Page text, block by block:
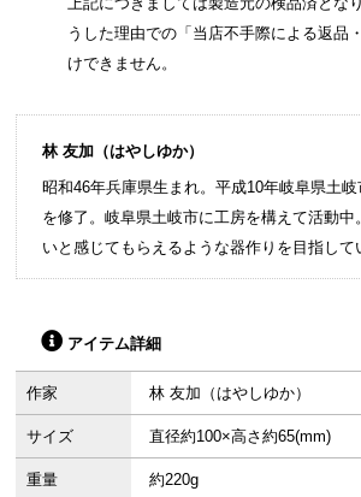
うした理由での「当店不手際による返品
けできません。
林 友加（はやしゆか）
昭和46年兵庫県生まれ。平成10年岐阜県土
を修了。岐阜県土岐市に工房を構えて活動中
いと感じてもらえるような器作りを目指して
アイテム詳細
作家 林 友加（はやしゆか）
サイズ 直径約100×高さ約65(mm)
重量 約220g